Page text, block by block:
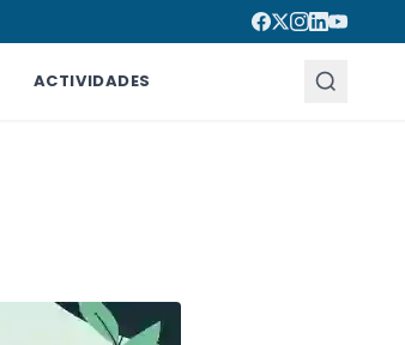
ACTIVIDADES